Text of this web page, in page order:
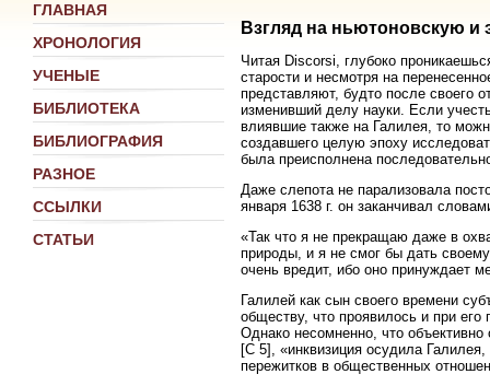
ГЛАВНАЯ
ХРОНОЛОГИЯ
УЧЕНЫЕ
БИБЛИОТЕКА
БИБЛИОГРАФИЯ
РАЗНОЕ
ССЫЛКИ
СТАТЬИ
Взгляд на ньютоновскую
Читая Discorsi, глубоко
старости и несмотря на
представляют, будто после своего
изменивший делу науки. Если
влиявшие также на Галилея, то
создавшего целую эпоху
была преисполнена
Даже слепота не парализовала
января 1638 г. он заканчивал
«Так что я не прекращаю даже в
природы, и я не смог бы дать
очень вредит, ибо оно принуждает
Галилей как сын своего времени
обществу, что проявилось и при его
Однако несомненно, что
[C 5], «инквизиция осудила
пережитков в общественных